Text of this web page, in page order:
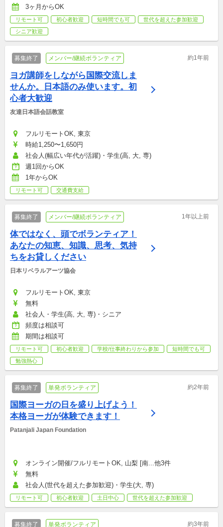
3ヶ月からOK
リモート可 初心者歓迎 短時間でも可
世代を超えた参加歓迎
シニア歓迎
募集終了 メンバー/継続ボランティア 約1年前
ヨガ講師をしながら国際交流しま
せんか。日本語のみ使います。初
心者大歓迎
友達日本語会話教室
フルリモートOK, 東京
時給1,250〜1,650円
社会人(幅広い年代が活躍)・学生(高, 大, 専)
週1回からOK
1年からOK
リモート可 交通費支給
募集終了 メンバー/継続ボランティア 1年以上前
体ではなく、頭でボランティア！
あなたの知恵、知識、思考、気持
ちをお貸しください
日本リベラルアーツ協会
フルリモートOK, 東京
無料
社会人・学生(高, 大, 専)・シニア
頻度は相談可
期間は相談可
リモート可 初心者歓迎 学校/仕事終わりから参加
短時間でも可
勉強熱心
募集終了 単発ボランティア 約2年前
国際ヨーガの日を盛り上げよう！
本格ヨーガが体験できます！
Patanjali Japan Foundation
オンライン開催/フルリモートOK, 山梨 [南...他3件
無料
社会人(世代を超えた参加歓迎)・学生(大, 専)
リモート可 初心者歓迎 土日中心 世代を超えた参加歓迎
募集終了 単発ボランティア 約3年前